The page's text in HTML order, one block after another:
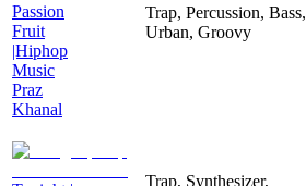
Passion
Fruit
|Hiphop
Music
Praz
Khanal
Trap, Percussion, Bass,
Urban, Groovy
Trap, Synthesizer,